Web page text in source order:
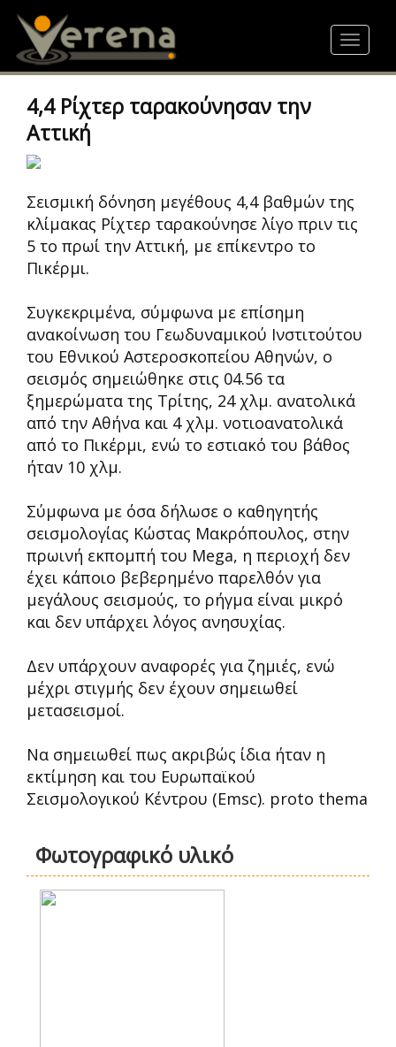
content
Toggle
4,4 Ρίχτερ ταρακούνησαν την
Αττική
Σεισμική δόνηση μεγέθους 4,4 βαθμών της
κλίμακας Ρίχτερ ταρακούνησε λίγο πριν τις
5 το πρωί την Αττική, με επίκεντρο το
Πικέρμι.
Συγκεκριμένα, σύμφωνα με επίσημη
ανακοίνωση του Γεωδυναμικού Ινστιτούτου
του Εθνικού Αστεροσκοπείου Αθηνών, ο
σεισμός σημειώθηκε στις 04.56 τα
ξημερώματα της Τρίτης, 24 χλμ. ανατολικά
από την Αθήνα και 4 χλμ. νοτιοανατολικά
από το Πικέρμι, ενώ το εστιακό του βάθος
ήταν 10 χλμ.
Σύμφωνα με όσα δήλωσε ο καθηγητής
σεισμολογίας Κώστας Μακρόπουλος, στην
πρωινή εκπομπή του Mega, η περιοχή δεν
έχει κάποιο βεβερημένο παρελθόν για
μεγάλους σεισμούς, το ρήγμα είναι μικρό
και δεν υπάρχει λόγος ανησυχίας.
Δεν υπάρχουν αναφορές για ζημιές, ενώ
μέχρι στιγμής δεν έχουν σημειωθεί
μετασεισμοί.
Να σημειωθεί πως ακριβώς ίδια ήταν η
εκτίμηση και του Ευρωπαϊκού
Σεισμολογικού Κέντρου (Emsc). proto thema
Φωτογραφικό υλικό